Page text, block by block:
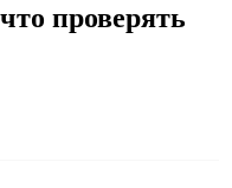
проверять